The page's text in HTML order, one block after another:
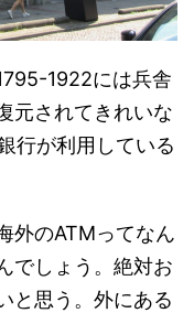
1922には兵舎
元されてきれいな
行が利用している
外のATMってなん
でしょう。絶対お
と思う。外にある